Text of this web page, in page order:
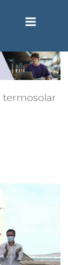
termosolar